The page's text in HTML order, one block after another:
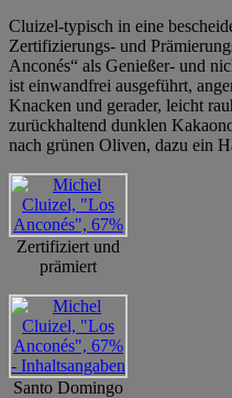
Cluizel-typisch in eine
Zertifizierungs- und
Anconés“ als Genießer- und
ist einwandfrei ausgeführt,
Knacken und gerader, leicht
zurückhaltend dunklen
nach grünen Oliven, dazu ein
Zertifiziert und
prämiert
Santo Domingo